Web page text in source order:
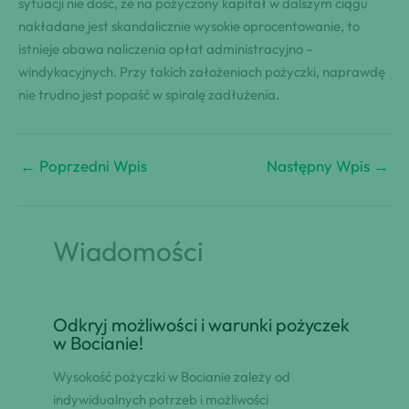
sytuacji nie dość, że na pożyczony kapitał w dalszym ciągu
nakładane jest skandalicznie wysokie oprocentowanie, to
istnieje obawa naliczenia opłat administracyjno –
windykacyjnych. Przy takich założeniach pożyczki, naprawdę
nie trudno jest popaść w spiralę zadłużenia.
← Poprzedni Wpis Następny Wpis →
Wiadomości
Odkryj możliwości i warunki pożyczek
w Bocianie!
Wysokość pożyczki w Bocianie zależy od
indywidualnych potrzeb i możliwości